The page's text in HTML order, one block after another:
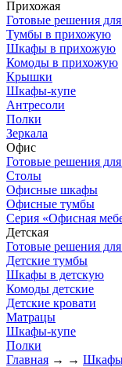
Прихожая
Готовые решения
Тумбы в прихожую
Шкафы в прихожую
Комоды в прихожую
Крышки
Шкафы-купе
Антресоли
Полки
Зеркала
Офис
Готовые решения
Столы
Офисные шкафы
Офисные тумбы
Серия «Офисная
Детская
Готовые решения для
Детские тумбы
Шкафы в детскую
Комоды детские
Детские кровати
Матрацы
Шкафы-купе
Полки
Главная → →